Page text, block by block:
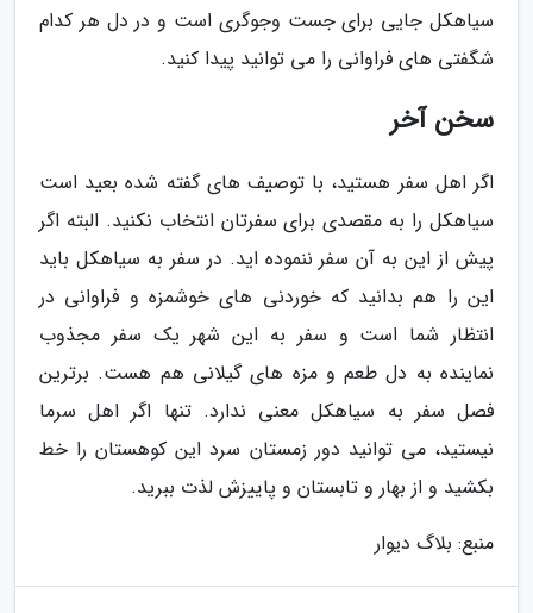
سیاهکل جایی برای جست وجوگری است و در دل هر کدام
شگفتی های فراوانی را می توانید پیدا کنید.
سخن آخر
اگر اهل سفر هستید، با توصیف های گفته شده بعید است
سیاهکل را به مقصدی برای سفرتان انتخاب نکنید. البته اگر
پیش از این به آن سفر ننموده اید. در سفر به سیاهکل باید
این را هم بدانید که خوردنی های خوشمزه و فراوانی در
انتظار شما است و سفر به این شهر یک سفر مجذوب
نماینده به دل طعم و مزه های گیلانی هم هست. برترین
فصل سفر به سیاهکل معنی ندارد. تنها اگر اهل سرما
نیستید، می توانید دور زمستان سرد این کوهستان را خط
بکشید و از بهار و تابستان و پاییزش لذت ببرید.
منبع: بلاگ دیوار